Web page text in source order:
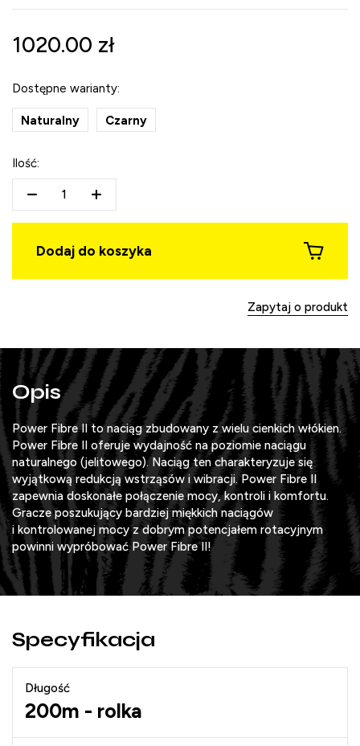
1020.00 zł
Dostępne warianty:
Naturalny Czarny
Ilość:
Dodaj do koszyka
Zapytaj o produkt
Opis
Power Fibre II to naciąg zbudowany z wielu cienkich włókien.
Power Fibre II oferuje wydajność na poziomie naciągu
naturalnego (jelitowego). Naciąg ten charakteryzuje się
wyjątkową redukcją wstrząsów i wibracji. Power Fibre II
zapewnia doskonałe połączenie mocy, kontroli i komfortu.
Gracze poszukujący bardziej miękkich naciągów
i kontrolowanej mocy z dobrym potencjałem rotacyjnym
powinni wypróbować Power Fibre II!
Specyfikacja
Długość
200m - rolka